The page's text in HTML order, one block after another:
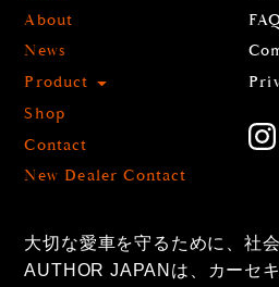
About
News
Product
Shop
Contact
New Dealer Contact
大切な愛車を守るために、社
AUTHOR JAPANは、カーセ